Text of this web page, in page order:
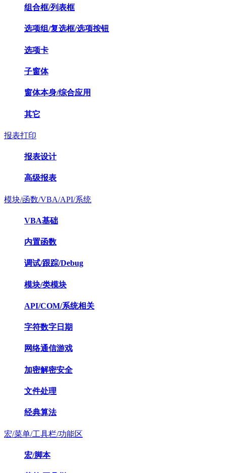
组合框/列表框
选项组/复选框/选项按钮
选项卡
子窗体
窗体本身/综合应用
其它
报表打印
报表设计
高级报表
模块/函数/VBA/API/系统
VBA基础
内置函数
调试/跟踪/Debug
模块/类模块
API/COM/系统相关
字符数字日期
网络通信游戏
加密解密安全
文件处理
经典算法
宏/菜单/工具栏/功能区
宏/脚本